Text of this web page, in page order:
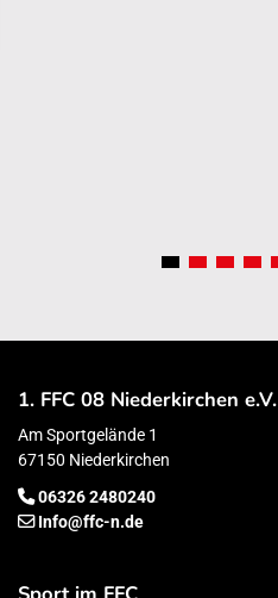
1. FFC 08 Niederkirchen e.V.
Am Sportgelände 1
67150 Niederkirchen
06326 2480240
Info@ffc-n.de